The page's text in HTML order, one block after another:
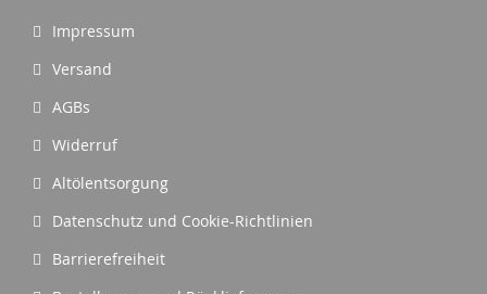
Impressum
Versand
AGBs
Widerruf
Altölentsorgung
Datenschutz und Cookie-Richtlinien
Barrierefreiheit